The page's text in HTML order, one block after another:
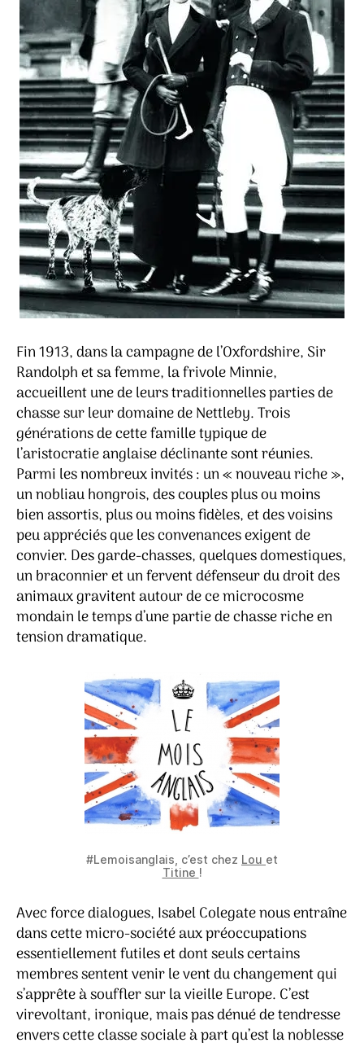
Fin 1913, dans la campagne de l’Oxfordshire, Sir
Randolph et sa femme, la frivole Minnie,
accueillent une de leurs traditionnelles parties de
chasse sur leur domaine de Nettleby. Trois
générations de cette famille typique de
l’aristocratie anglaise déclinante sont réunies.
Parmi les nombreux invités : un « nouveau riche »,
un nobliau hongrois, des couples plus ou moins
bien assortis, plus ou moins fidèles, et des voisins
peu appréciés que les convenances exigent de
convier. Des garde-chasses, quelques domestiques,
un braconnier et un fervent défenseur du droit des
animaux gravitent autour de ce microcosme
mondain le temps d’une partie de chasse riche en
tension dramatique.
#Lemoisanglais, c’est chez Lou et
Titine !
Avec force dialogues, Isabel Colegate nous entraîne
dans cette micro-société aux préoccupations
essentiellement futiles et dont seuls certains
membres sentent venir le vent du changement qui
s’apprête à souffler sur la vieille Europe. C’est
virevoltant, ironique, mais pas dénué de tendresse
envers cette classe sociale à part qu’est la noblesse